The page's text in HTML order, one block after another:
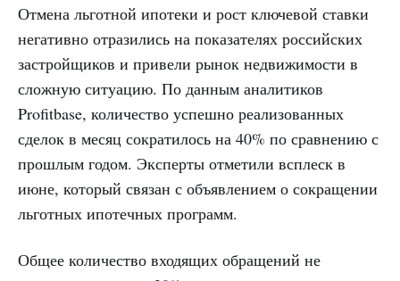
Отмена льготной ипотеки и рост ключевой ставки
негативно отразились на показателях российских
застройщиков и привели рынок недвижимости в
сложную ситуацию. По данным аналитиков
Profitbase, количество успешно реализованных
сделок в месяц сократилось на 40% по сравнению с
прошлым годом. Эксперты отметили всплеск в
июне, который связан с объявлением о сокращении
льготных ипотечных программ.
Общее количество входящих обращений не